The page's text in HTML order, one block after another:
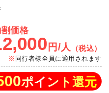
価格
円/人 （税込）
同行者様全員に適用されます
ポイント還元